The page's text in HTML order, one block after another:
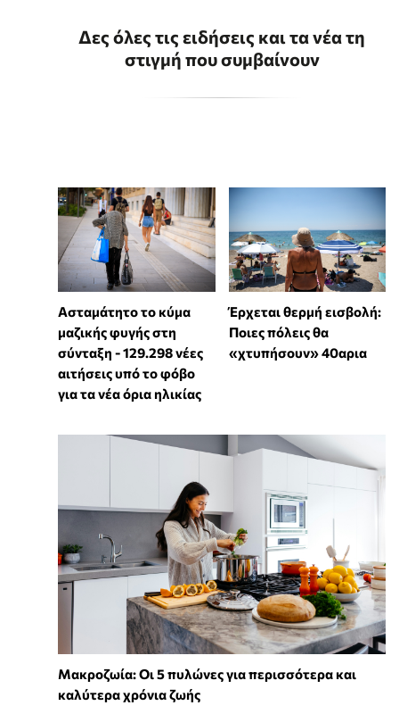
Δες όλες τις ειδήσεις και τα νέα τη
στιγμή που συμβαίνουν
Ασταμάτητο το κύμα
μαζικής φυγής στη
σύνταξη - 129.298 νέες
αιτήσεις υπό το φόβο
για τα νέα όρια ηλικίας
Έρχεται θερμή εισβολή:
Ποιες πόλεις θα
«χτυπήσουν» 40αρια
Mακροζωία: Οι 5 πυλώνες για περισσότερα και
καλύτερα χρόνια ζωής